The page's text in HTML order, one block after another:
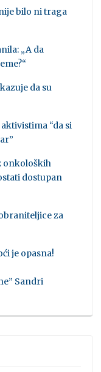
bilo ni traga
„A da
da su
“da si
onkoloških
dostupan
za
je opasna!
Sandri